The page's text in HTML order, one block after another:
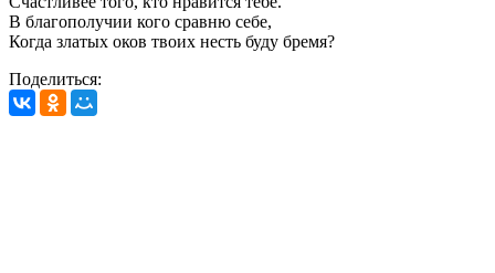
В благополучии кого сравню себе,
Когда златых оков твоих несть буду бремя?
Поделиться: